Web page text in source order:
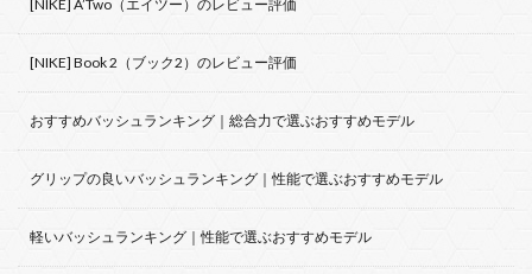
[NIKE] A’Two（エイツー）のレビュー評価
[NIKE] Book 2（ブック2）のレビュー評価
おすすめバッシュランキング｜総合力で選ぶおすすめモデル
グリップの良いバッシュランキング｜性能で選ぶおすすめモデル
軽いバッシュランキング｜性能で選ぶおすすめモデル